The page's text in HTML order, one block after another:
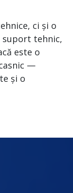
ci și o
suport tehnic,
este o
—
și o